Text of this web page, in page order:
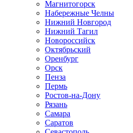
Магнитогорск
Набережные Челны
Нижний Новгород
Нижний Тагил
Новороссийск
Октябрьский
Оренбург
Орск
Пенза
Пермь
Ростов-на-Дону
Рязань
Самара
Саратов